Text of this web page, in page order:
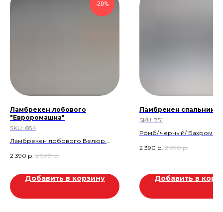
-20%
Ламбрекен лобового
"Евроромашка"
SKU: 684
Ламбрекен лобового Велюр.
Скидка 600 руб.
2 390 р. 2 990 р.
Добавить в корзину
Ламбрекен спальника
SKU: 751
Ромб/ черный/ Бахрома
Скидка 600р
Тургай 2
2 390 р. 2 990 р.
Добавить в